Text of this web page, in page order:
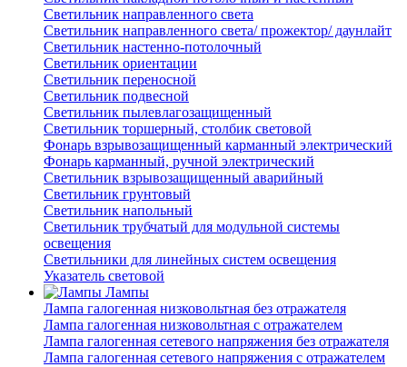
Светильник направленного света
Светильник направленного света/ прожектор/ даунлайт
Светильник настенно-потолочный
Светильник ориентации
Светильник переносной
Светильник подвесной
Светильник пылевлагозащищенный
Светильник торшерный, столбик световой
Фонарь взрывозащищенный карманный электрический
Фонарь карманный, ручной электрический
Светильник взрывозащищенный аварийный
Светильник грунтовый
Светильник напольный
Светильник трубчатый для модульной системы
освещения
Светильники для линейных систем освещения
Указатель световой
Лампы
Лампа галогенная низковольтная без отражателя
Лампа галогенная низковольтная с отражателем
Лампа галогенная сетевого напряжения без отражателя
Лампа галогенная сетевого напряжения с отражателем